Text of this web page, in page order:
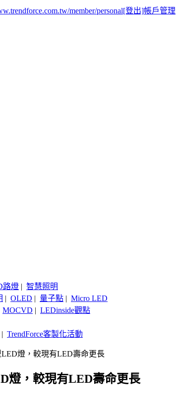
member/personal[登出]帳戶管理
路燈 | 智慧照明
| OLED | 量子點 | Micro LED
MOCVD | LEDinside觀點
| TrendForce客製化活動
燈，較現有LED壽命更長
燈，較現有LED壽命更長